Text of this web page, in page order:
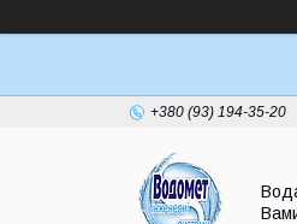
+380 (93) 194-35-20